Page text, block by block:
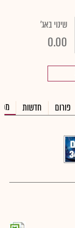
שינוי באג'
0.00
פורום חדשות